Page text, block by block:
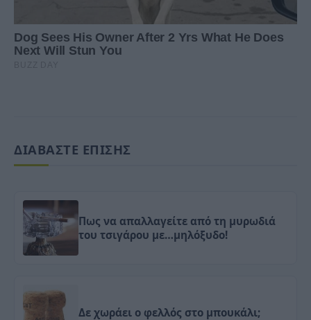
ΔΙΑΒΑΣΤΕ ΕΠΙΣΗΣ
Πως να απαλλαγείτε από τη μυρωδιά
του τσιγάρου με…μηλόξυδο!
Δε χωράει ο φελλός στο μπουκάλι;